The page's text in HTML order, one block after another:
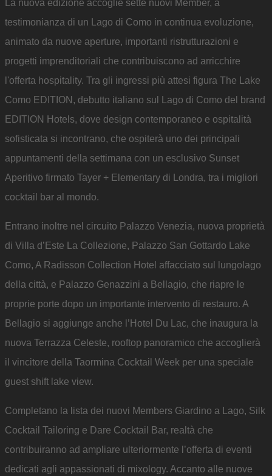
La nuova edizione accoglie sette nuovi Member, a
testimonianza di un Lago di Como in continua evoluzione,
animato da nuove aperture, importanti ristrutturazioni e
progetti imprenditoriali che contribuiscono ad arricchire
l'offerta hospitality. Tra gli ingressi più attesi figura The Lake
Como EDITION, debutto italiano sul Lago di Como del brand
EDITION Hotels, dove design contemporaneo e ospitalità
sofisticata si incontrano, che ospiterà uno dei principali
appuntamenti della settimana con un esclusivo Sunset
Aperitivo firmato Tayer + Elementary di Londra, tra i migliori
cocktail bar al mondo.
Entrano inoltre nel circuito Palazzo Venezia, nuova proprietà
di Villa d’Este La Collezione, Palazzo San Gottardo Lake
Como, A Radisson Collection Hotel affacciato sul lungolago
della città, e Palazzo Genazzini a Bellagio, che riapre le
proprie porte dopo un importante intervento di restauro. A
Bellagio si aggiunge anche l’Hotel Du Lac, che inaugura la
nuova Terrazza Celeste, rooftop panoramico che accoglierà
il vincitore della Taormina Cocktail Week per una speciale
guest shift lake view.
Completano la lista dei nuovi Members Giardino a Lago, Silk
Cocktail Tailoring e Dare Cocktail Bar, realtà che
contribuiranno ad ampliare ulteriormente l’offerta di eventi
dedicati agli appassionati di mixology. Accanto alle nuove